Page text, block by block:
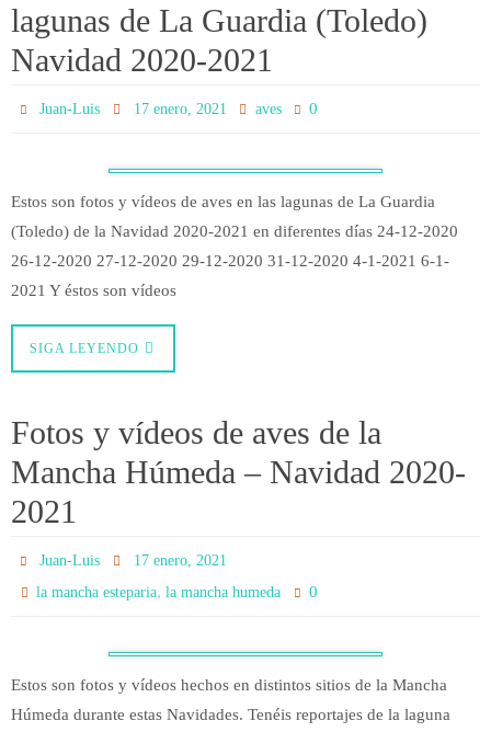
lagunas de La Guardia (Toledo)
Navidad 2020-2021
Juan-Luis 17 enero, 2021 aves 0
Estos son fotos y vídeos de aves en las lagunas de La Guardia
(Toledo) de la Navidad 2020-2021 en diferentes días 24-12-2020
26-12-2020 27-12-2020 29-12-2020 31-12-2020 4-1-2021 6-1-
2021 Y éstos son vídeos
SIGA LEYENDO
Fotos y vídeos de aves de la
Mancha Húmeda – Navidad 2020-
2021
Juan-Luis
17 enero, 2021
la mancha esteparia,la mancha humeda 0
Estos son fotos y vídeos hechos en distintos sitios de la Mancha
Húmeda durante estas Navidades. Tenéis reportajes de la laguna